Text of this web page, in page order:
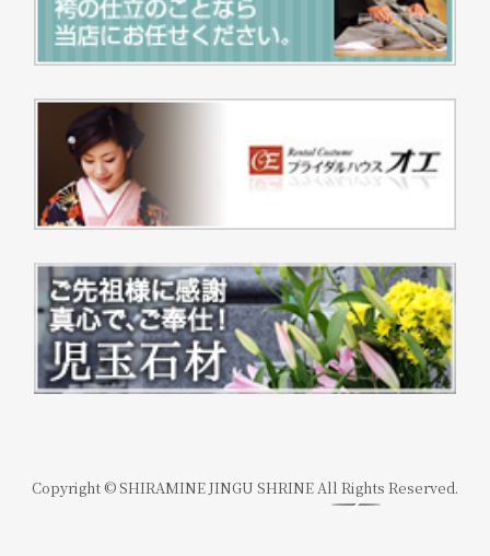
Copyright © SHIRAMINE JINGU SHRINE All Rights Reserved.